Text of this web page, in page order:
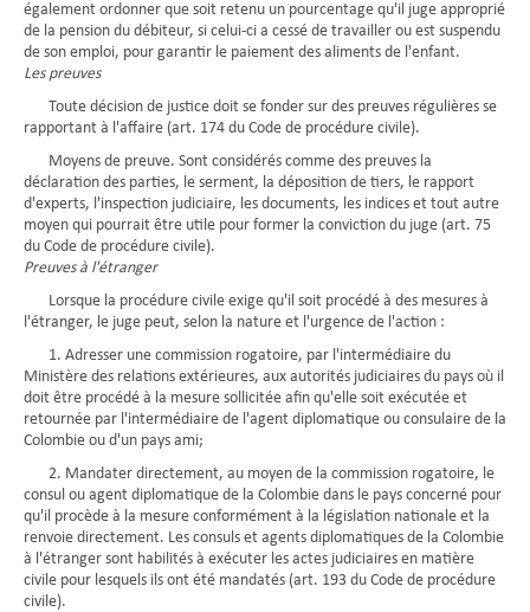
également ordonner que soit retenu un pourcentage qu'il juge approprié
de la pension du débiteur, si celui-ci a cessé de travailler ou est suspendu
de son emploi, pour garantir le paiement des aliments de l'enfant.
Les preuves
Toute décision de justice doit se fonder sur des preuves régulières se
rapportant à l'affaire (art. 174 du Code de procédure civile).
Moyens de preuve. Sont considérés comme des preuves la
déclaration des parties, le serment, la déposition de tiers, le rapport
d'experts, l'inspection judiciaire, les documents, les indices et tout autre
moyen qui pourrait être utile pour former la conviction du juge (art. 75
du Code de procédure civile).
Preuves à l'étranger
Lorsque la procédure civile exige qu'il soit procédé à des mesures à
l'étranger, le juge peut, selon la nature et l'urgence de l'action :
1. Adresser une commission rogatoire, par l'intermédiaire du
Ministère des relations extérieures, aux autorités judiciaires du pays où il
doit être procédé à la mesure sollicitée afin qu'elle soit exécutée et
retournée par l'intermédiaire de l'agent diplomatique ou consulaire de la
Colombie ou d'un pays ami;
2. Mandater directement, au moyen de la commission rogatoire, le
consul ou agent diplomatique de la Colombie dans le pays concerné pour
qu'il procède à la mesure conformément à la législation nationale et la
renvoie directement. Les consuls et agents diplomatiques de la Colombie
à l'étranger sont habilités à exécuter les actes judiciaires en matière
civile pour lesquels ils ont été mandatés (art. 193 du Code de procédure
civile).